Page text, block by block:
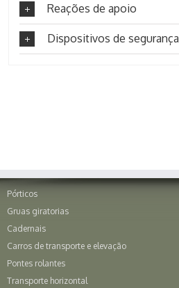
Reações de apoio
Dispositivos de segurança
Pórticos
Gruas giratorias
Cadernais
Carros de transporte e elevação
Pontes rolantes
Transporte horizontal